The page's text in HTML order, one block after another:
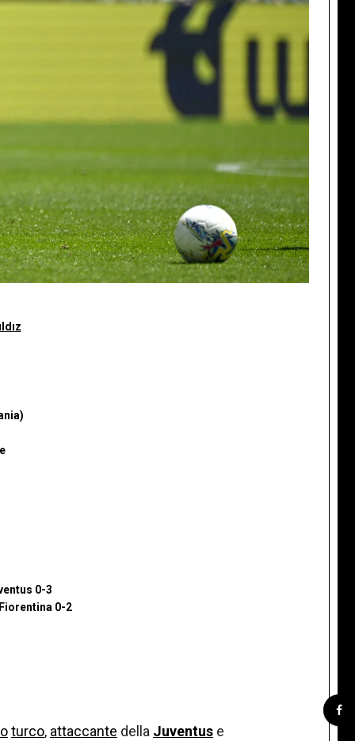
0-3
0-2
turco, attaccante della Juventus e